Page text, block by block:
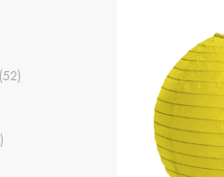
Plata
Rosa Gold
Verde Limon
Amarillo
Naranja
Rojo
52